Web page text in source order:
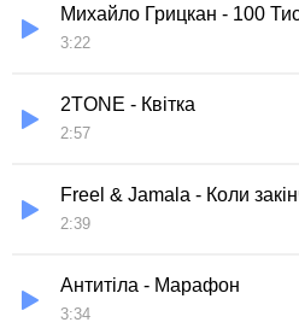
Михайло Грицкан - 100
3:22
2TONE - Квітка
2:57
Freel & Jamala - Коли
2:39
Антитіла - Марафон
3:34